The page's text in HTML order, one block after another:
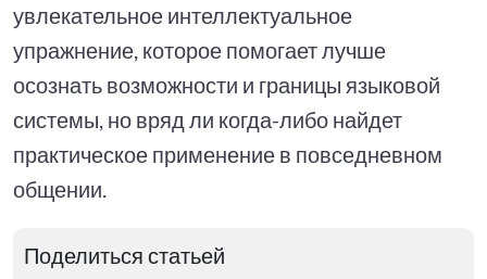
увлекательное интеллектуальное
упражнение, которое помогает лучше
осознать возможности и границы языковой
системы, но вряд ли когда-либо найдет
практическое применение в повседневном
общении.
Поделиться статьей